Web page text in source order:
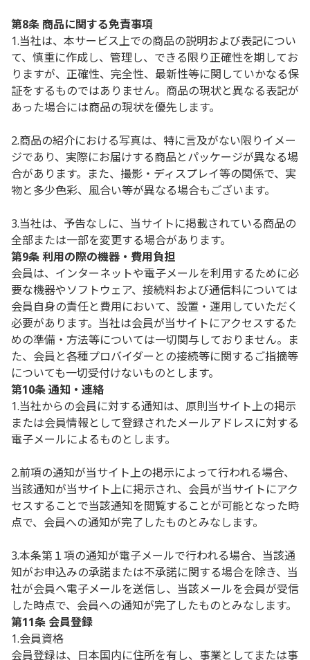
第8条 商品に関する免責事項
1.当社は、本サービス上での商品の説明および表記につい
て、慎重に作成し、管理し、できる限り正確性を期してお
りますが、正確性、完全性、最新性等に関していかなる保
証をするものではありません。商品の現状と異なる表記が
あった場合には商品の現状を優先します。
2.商品の紹介における写真は、特に言及がない限りイメー
ジであり、実際にお届けする商品とパッケージが異なる場
合があります。また、撮影・ディスプレイ等の関係で、実
物と多少色彩、風合い等が異なる場合もございます。
3.当社は、予告なしに、当サイトに掲載されている商品の
全部または一部を変更する場合があります。
第9条 利用の際の機器・費用負担
会員は、インターネットや電子メールを利用するために必
要な機器やソフトウェア、接続料および通信料については
会員自身の責任と費用において、設置・運用していただく
必要があります。当社は会員が当サイトにアクセスするた
めの準備・方法等については一切関与しておりません。ま
た、会員と各種プロバイダーとの接続等に関するご指摘等
についても一切受付けないものとします。
第10条 通知・連絡
1.当社からの会員に対する通知は、原則当サイト上の掲示
または会員情報として登録されたメールアドレスに対する
電子メールによるものとします。
2.前項の通知が当サイト上の掲示によって行われる場合、
当該通知が当サイト上に掲示され、会員が当サイトにアク
セスすることで当該通知を閲覧することが可能となった時
点で、会員への通知が完了したものとみなします。
3.本条第１項の通知が電子メールで行われる場合、当該通
知がお申込みの承諾または不承諾に関する場合を除き、当
社が会員へ電子メールを送信し、当該メールを会員が受信
した時点で、会員への通知が完了したものとみなします。
第11条 会員登録
1.会員資格
会員登録は、日本国内に住所を有し、事業としてまたは事